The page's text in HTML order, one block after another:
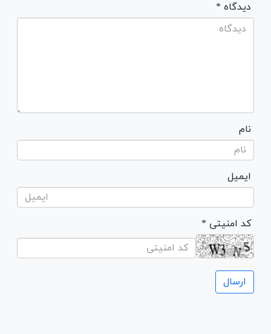
* دیدگاه
نام
ایمیل
* کد امنیتی